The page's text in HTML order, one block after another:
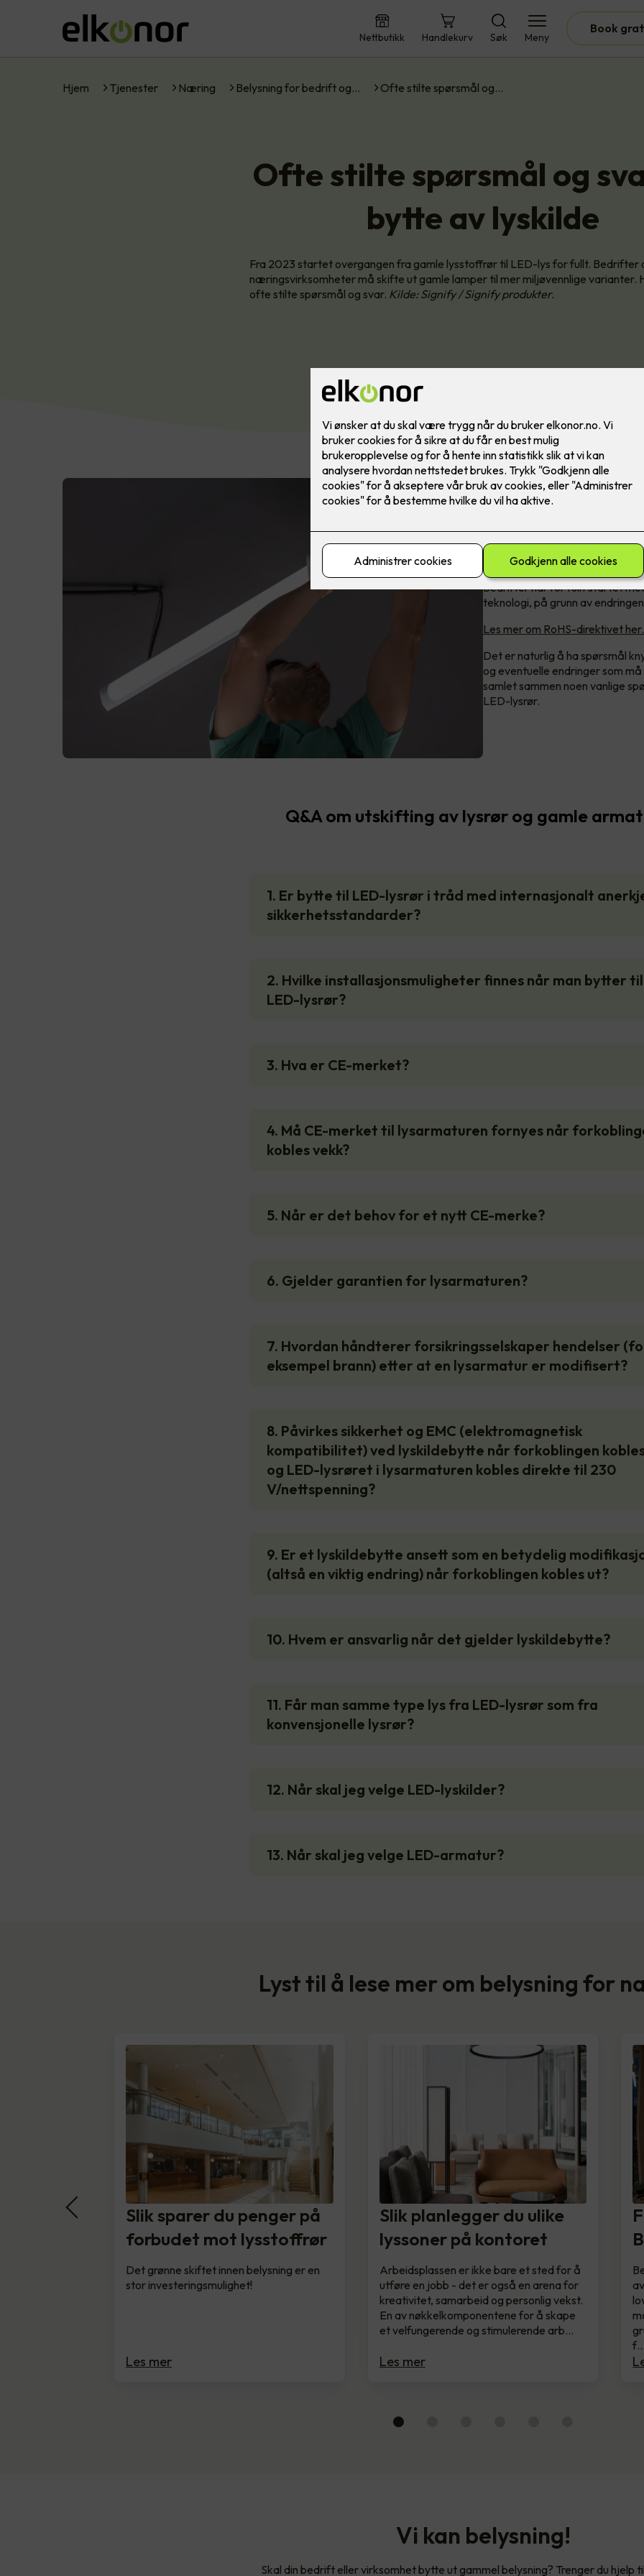
Nettbutikk Handlekurv Søk Meny
Book
Hjem Tjenester Næring Belysning for bedrift og… Ofte stilte spørsmål og…
Ofte stilte spørsmål og
bytte av lyskilde
Fra 2023 startet overgangen fra gamle lysstoffrør til LED-lys for fullt. Bedrifter
næringsvirksomheter må skifte ut gamle lamper til mer miljøvennlige varianter.
ofte stilte spørsmål og svar. Kilde: Signify / Signify produkter.
Mange har
Bedrifter har for fullt startet
teknologi, på grunn av
Les mer om RoHS-direktivet her.
Det er naturlig å ha spørsmål
og eventuelle endringer som
samlet sammen noen vanlige
LED-lysrør.
Q&A om utskifting av lysrør og gamle
1. Er bytte til LED-lysrør i tråd med internasjonalt
sikkerhetsstandarder?
2. Hvilke installasjonsmuligheter finnes når man bytter til
LED-lysrør?
3. Hva er CE-merket?
4. Må CE-merket til lysarmaturen fornyes når
kobles vekk?
5. Når er det behov for et nytt CE-merke?
6. Gjelder garantien for lysarmaturen?
7. Hvordan håndterer forsikringsselskaper hendelser
eksempel brann) etter at en lysarmatur er modifisert?
8. Påvirkes sikkerhet og EMC (elektromagnetisk
kompatibilitet) ved lyskildebytte når forkoblingen
og LED-lysrøret i lysarmaturen kobles direkte til 230
V/nettspenning?
9. Er et lyskildebytte ansett som en betydelig
(altså en viktig endring) når forkoblingen kobles ut?
10. Hvem er ansvarlig når det gjelder lyskildebytte?
11. Får man samme type lys fra LED-lysrør som fra
konvensjonelle lysrør?
12. Når skal jeg velge LED-lyskilder?
13. Når skal jeg velge LED-armatur?
Lyst til å lese mer om belysning for
Slik sparer du penger på
forbudet mot lysstoffrør
Det grønne skiftet innen belysning er en
stor investeringsmulighet!
Les mer
Slik planlegger du ulike
lyssoner på kontoret
Arbeidsplassen er ikke bare et sted for å
utføre en jobb - det er også en arena for
kreativitet, samarbeid og personlig vekst.
En av nøkkelkomponentene for å skape
et velfungerende og stimulerende arb…
Les mer
Vi kan belysning!
Skal din bedrift eller virksomhet bytte ut gammel belysning? Trenger du hjelp